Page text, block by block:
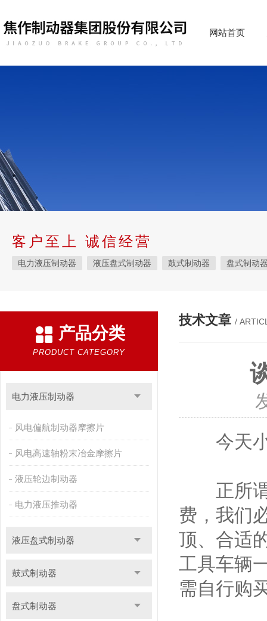
网站首页
客户至上 诚信经营
电力液压制动器 液压盘式制动器 鼓式制动器 盘式制动
矿用提升机制动系统 刹车片
产品分类
PRODUCT CATEGORY
电力液压制动器
风电偏航制动器摩擦片
风电高速轴粉末冶金摩擦片
液压轮边制动器
电力液压推动器
液压盘式制动器
鼓式制动器
盘式制动器
技术文章 /
今天小
正所谓“
费，我们
顶、合适
工具车辆
需自行购